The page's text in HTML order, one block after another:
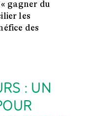
« gagner du
les
des
: UN